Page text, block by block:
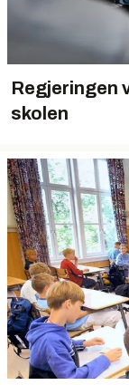
Regjeringen
skolen